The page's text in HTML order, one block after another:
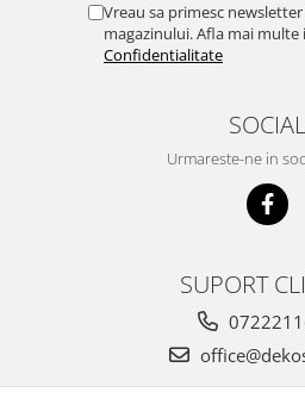
Vreau sa primesc
magazinului. Afla mai multe
Confidentialitate
SOCIAL
Urmareste-ne in
SUPORT